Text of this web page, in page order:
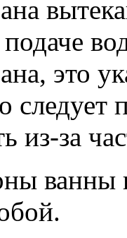
это
следует
из-за